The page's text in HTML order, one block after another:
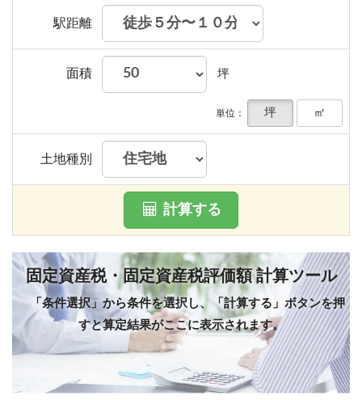
駅距離
面積 坪
単位： 坪 ㎡
土地種別
計算する
固定資産税・固定資産税評価額 計算ツール
「条件選択」から条件を選択し、「計算する」ボタンを押
すと算定結果がここに表示されます。